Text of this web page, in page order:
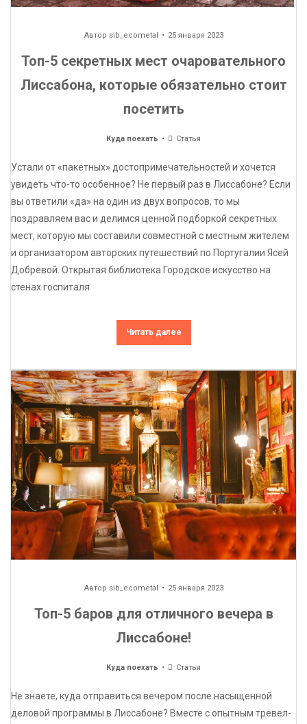
Автор sib_ecometal 25 января 2023
Топ-5 секретных мест очаровательного
Лиссабона, которые обязательно стоит
посетить
Куда поехать Статья
Устали от «пакетных» достопримечательностей и хочется
увидеть что-то особенное? Не первый раз в Лиссабоне? Если
вы ответили «да» на один из двух вопросов, то мы
поздравляем вас и делимся ценной подборкой секретных
мест, которую мы составили совместной с местным жителем
и организатором авторских путешествий по Португалии Ясей
Добревой. Открытая библиотека Городское искусство на
стенах госпиталя
Читать далее
Автор sib_ecometal 25 января 2023
Топ-5 баров для отличного вечера в
Лиссабоне!
Куда поехать Статья
Не знаете, куда отправиться вечером после насыщенной
деловой программы в Лиссабоне? Вместе с опытным тревел-